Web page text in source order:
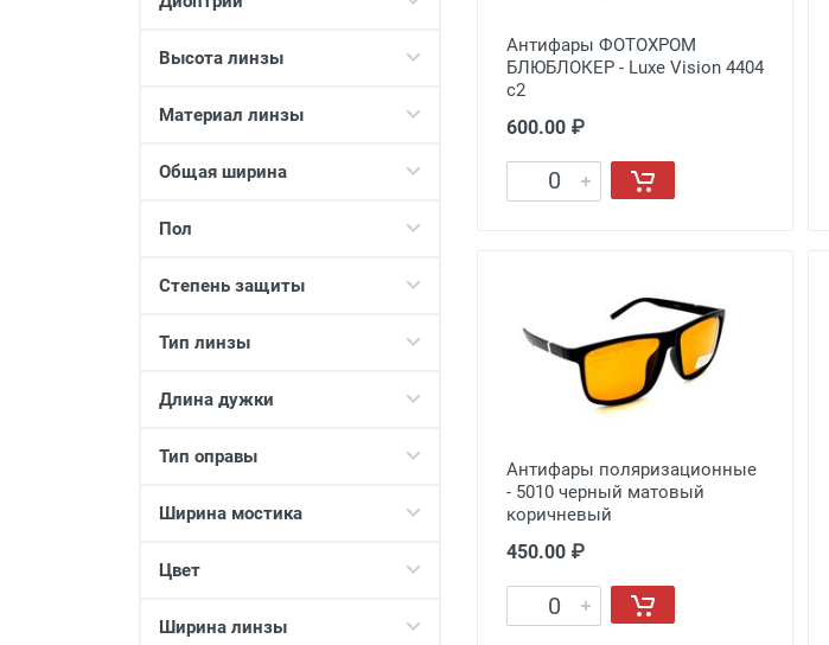
Polarized
АВТО 1
Высота линзы
Материал линзы
Общая ширина
Пол
Степень защиты
Тип линзы
Длина дужки
Тип оправы
Ширина мостика
Цвет
Ширина линзы
Антифары ФОТОХРОМ
БЛЮБЛОКЕР - Luxe Vision 4404
с2
600.00 ₽
Антифары поляризационные
- 5010 черный матовый
коричневый
450.00 ₽